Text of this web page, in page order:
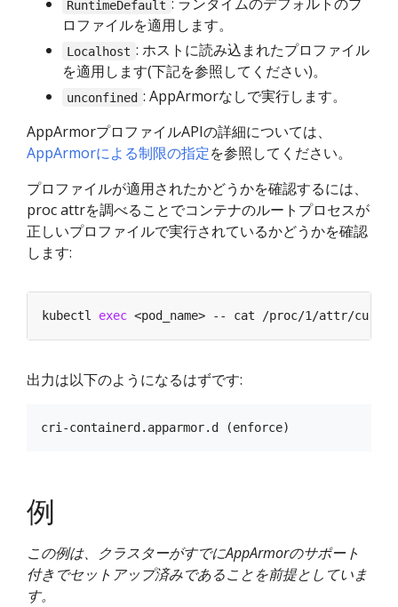
RuntimeDefault
ロファイルを適用します。
Localhost : ホストに読み込まれたプロファイル
を適用します(下記を参照してください)。
unconfined : AppArmorなしで実行します。
AppArmorプロファイルAPIの詳細については、
AppArmorによる制限の指定を参照してください。
プロファイルが適用されたかどうかを確認するには、
proc attrを調べることでコンテナのルートプロセスが
正しいプロファイルで実行されているかどうかを確認
します:
kubectl exec
出力は以下のようになるはずです:
例
この例は、クラスターがすでにAppArmorのサポート
付きでセットアップ済みであることを前提としていま
す。